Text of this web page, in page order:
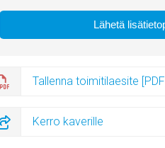
Tallenna toimitilaesite [PDF]
Kerro kaverille